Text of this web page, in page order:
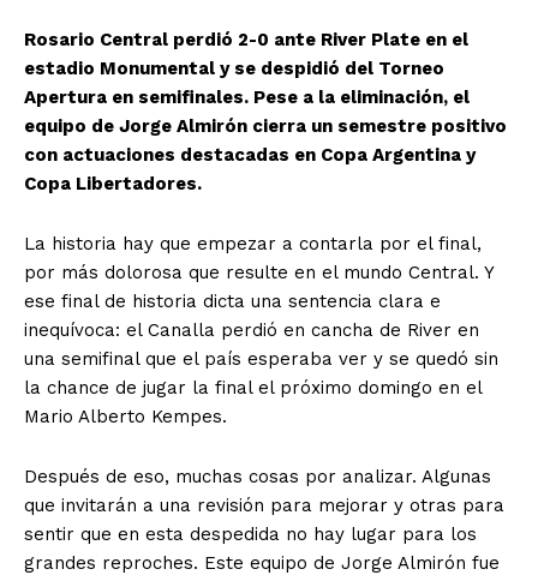
Rosario Central perdió 2-0 ante River Plate en el
estadio Monumental y se despidió del Torneo
Apertura en semifinales. Pese a la eliminación, el
equipo de Jorge Almirón cierra un semestre positivo
con actuaciones destacadas en Copa Argentina y
Copa Libertadores.
La historia hay que empezar a contarla por el final,
por más dolorosa que resulte en el mundo Central. Y
ese final de historia dicta una sentencia clara e
inequívoca: el Canalla perdió en cancha de River en
una semifinal que el país esperaba ver y se quedó sin
la chance de jugar la final el próximo domingo en el
Mario Alberto Kempes.
Después de eso, muchas cosas por analizar. Algunas
que invitarán a una revisión para mejorar y otras para
sentir que en esta despedida no hay lugar para los
grandes reproches. Este equipo de Jorge Almirón fue